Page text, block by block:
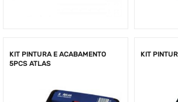
KIT PINTURA E ACABAMENTO
5PCS ATLAS
KIT